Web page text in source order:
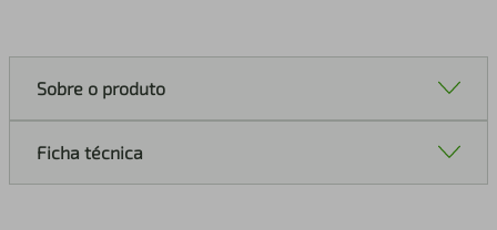
Sobre o produto
Ficha técnica